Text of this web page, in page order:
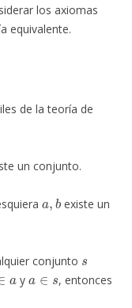
los axiomas
equivalente.
de la teoría de
un conjunto.
b
existe un
conjunto
a
y
a∈s
, entonces